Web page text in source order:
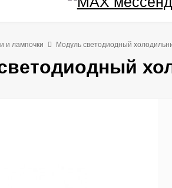
и лампочки Модуль светодиодный